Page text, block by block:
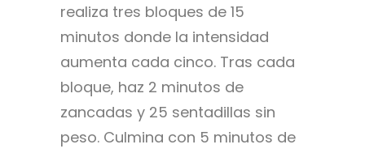
realiza tres bloques de 15
minutos donde la intensidad
aumenta cada cinco. Tras cada
bloque, haz 2 minutos de
zancadas y 25 sentadillas sin
peso. Culmina con 5 minutos de